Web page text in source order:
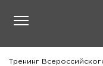
Тренинг